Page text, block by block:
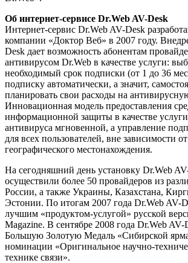
Об интернет-сервисе Dr.Web AV-Desk
Интернет-сервис Dr.Web AV-Desk
компании «Доктор Веб» в 2007 году.
Desk дает возможность абонентам
антивирусом Dr.Web в качестве услуги:
необходимый срок подписки (от 1 до 36
подписку автоматически, а значит,
планировать свои расходы на
Инновационная модель предоставления
информационной защиты в качестве услуги
антивируса мгновенной, а управление
для всех пользователей, вне зависимости
географического местонахождения.
На сегодняшний день установку Dr.Web
осуществили более 50 провайдеров из
России, а также Украины, Казахстана,
Эстонии. По итогам 2007 года Dr.Web AV-
лучшим «продуктом-услугой» русской
Magazine. В сентябре 2008 года Dr.Web
Большую Золотую Медаль «Сибирской
номинации «Оригинальное научно-
технике связи».